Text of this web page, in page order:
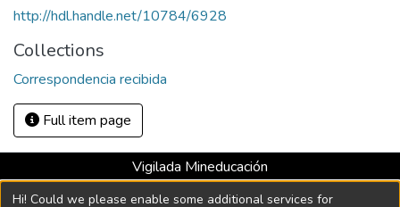
http://hdl.handle.net/10784/6928
Collections
Correspondencia recibida
Full item page
Vigilada Mineducación
Universidad con Acreditación Institucional hasta 2026 -
Hi! Could we please enable some additional services for